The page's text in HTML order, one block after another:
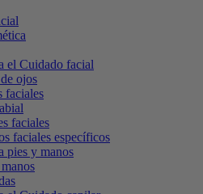
el Cuidado facial
ojos
faciales
faciales
faciales específicos
pies y manos